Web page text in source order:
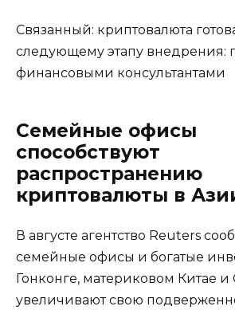
Связанный: криптовалюта
следующему этапу внедрения:
финансовыми консультантами
Семейные офисы
способствуют
распространению
криптовалюты в
В августе агентство Reuters
семейные офисы и богатые
Гонконге, материковом Китае и
увеличивают свою